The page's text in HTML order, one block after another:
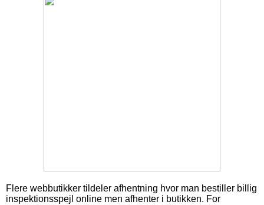
Flere webbutikker tildeler afhentning hvor man bestiller billig
inspektionsspejl online men afhenter i butikken. For